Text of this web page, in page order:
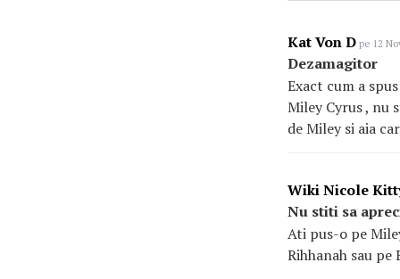
Kat Von D pe 12
Dezamagitor
Exact cum a
Miley Cyrus , nu
de Miley si aia
Wiki Nicole
Nu stiti sa
Ati pus-o pe
Rihhanah sau pe